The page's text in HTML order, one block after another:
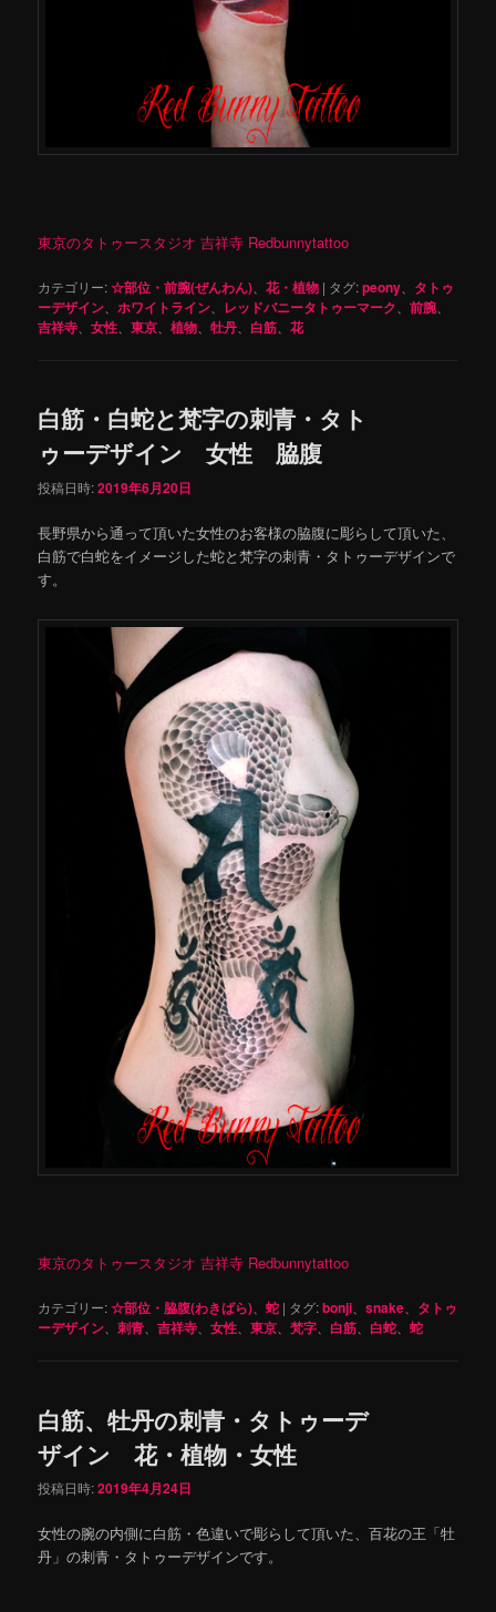
東京のタトゥースタジオ 吉祥寺 Redbunnytattoo
カテゴリー:☆部位・前腕(ぜんわん) 、花・植物 | タグ:peony
タトゥ
ーデザイン 、ホワイトライン レッドバニータトゥーマーク 、前腕
吉祥寺 、女性 、東京 、植物 、牡丹 白筋 、花
白筋・白蛇と梵字の刺青・タト
ゥーデザイン 女性 脇腹
投稿日時:2019年6月20日
長野県から通って頂いた女性のお客様の脇腹に彫らして頂いた、
白筋で白蛇をイメージした蛇と梵字の刺青・タトゥーデザインで
す。
東京のタトゥースタジオ 吉祥寺 Redbunnytattoo
カテゴリー:☆部位・脇腹(わきばら) 、蛇 | タグ:bonji 、snake
タトゥ
ーデザイン 、刺青 、吉祥寺 、女性 、東京 、梵字 白筋 白蛇 、蛇
白筋、牡丹の刺青・タトゥーデ
ザイン 花・植物・女性
投稿日時:2019年4月24日
女性の腕の内側に白筋・色違いで彫らして頂いた、百花の王「牡
丹」の刺青・タトゥーデザインです。